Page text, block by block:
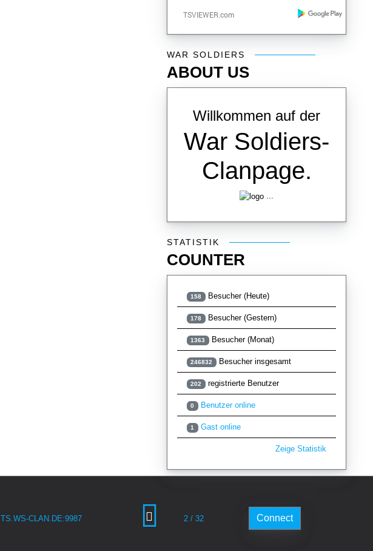
WAR SOLDIERS
ABOUT US
Willkommen auf der
War Soldiers-
Clanpage.
...
STATISTIK
COUNTER
158 Besucher (Heute)
178 Besucher (Gestern)
1363 Besucher (Monat)
246832 Besucher insgesamt
202 registrierte Benutzer
0 Benutzer online
1 Gast online
Zeige Statistik
TS.WS-CLAN.DE:9987 2 / 32 Connect